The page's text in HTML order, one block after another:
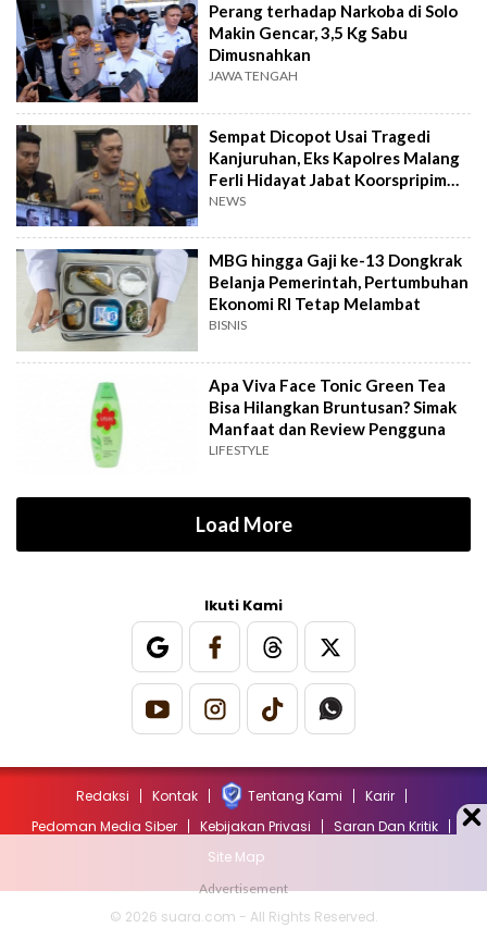
Perang terhadap Narkoba di Solo
Makin Gencar, 3,5 Kg Sabu
Dimusnahkan
JAWA TENGAH
Sempat Dicopot Usai Tragedi
Kanjuruhan, Eks Kapolres Malang
Ferli Hidayat Jabat Koorspripim
Polri
NEWS
MBG hingga Gaji ke-13 Dongkrak
Belanja Pemerintah, Pertumbuhan
Ekonomi RI Tetap Melambat
BISNIS
Apa Viva Face Tonic Green Tea
Bisa Hilangkan Bruntusan? Simak
Manfaat dan Review Pengguna
LIFESTYLE
Load More
Ikuti Kami
Redaksi Kontak Tentang Kami
Karir
Pedoman Media Siber
Kebijakan Privasi
Saran Dan Kritik
Site Map
© 2026 suara.com - All Rights Reserved.